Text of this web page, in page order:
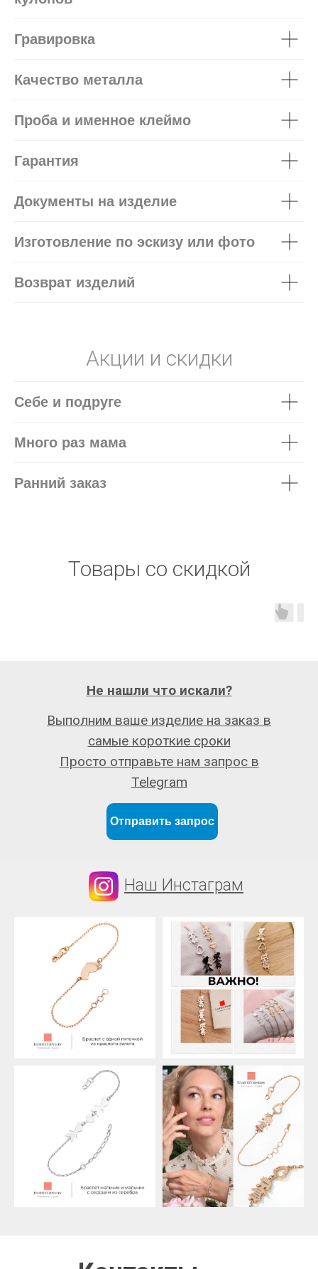
Гравировка
Качество металла
Проба и именное клеймо
Гарантия
Документы на изделие
Изготовление по эскизу или фото
Возврат изделий
Акции и скидки
Себе и подруге
Много раз мама
Ранний заказ
Товары со скидкой
Отправить запрос
Выполним ваше изделие на заказ в
самые короткие сроки
Просто отправьте нам запрос в
Telegram
Не нашли что искали?
Наш Инстаграм